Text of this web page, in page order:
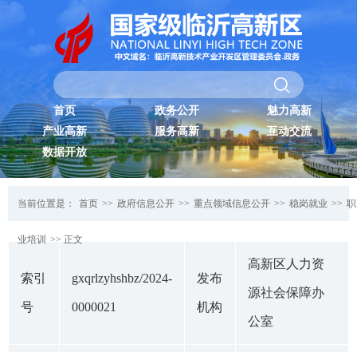
首页 政务公开
魅力高新
产业高新
服务高新
互动交流
数据开放
当前位置是： 首页 >> 政府信息公开 >> 重点领域信息公开 >> 稳岗就业 >> 职
业培训 >> 正文
索引
号
gxqrlzyhshbz/2024-
0000021
发布
机构
高新区人力资
源社会保障办
公室